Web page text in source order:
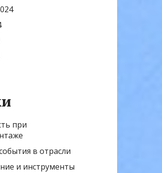
при
в отрасли
и инструменты